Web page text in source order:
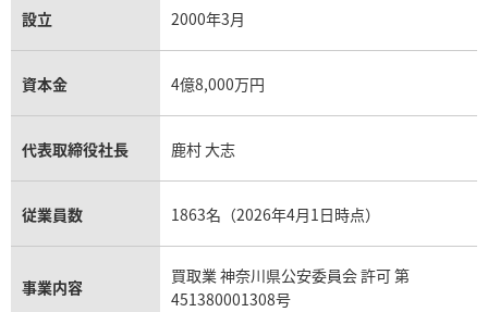
設立 2000年3月
資本金 4億8,000万円
代表取締役社長 鹿村 大志
従業員数 1863名（2026年4月1日時点）
事業内容
買取業 神奈川県公安委員会 許可 第
451380001308号